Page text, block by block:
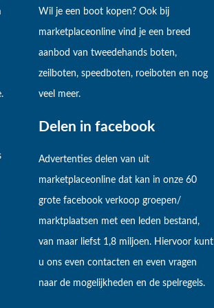
Wil je een boot kopen? Ook bij
marketplaceonline vind je een breed
aanbod van tweedehands boten,
zeilboten, speedboten, roeiboten en nog
veel meer.
Delen in facebook
Advertenties delen van uit
marketplaceonline dat kan in onze 60
grote facebook verkoop groepen/
marktplaatsen met een leden bestand,
van maar liefst 1,8 miljoen. Hiervoor kunt
u ons even contacten en even vragen
naar de mogelijkheden en de spelregels.